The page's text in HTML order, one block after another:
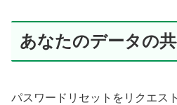
あなたのデータの
パスワードリセットをリクエス